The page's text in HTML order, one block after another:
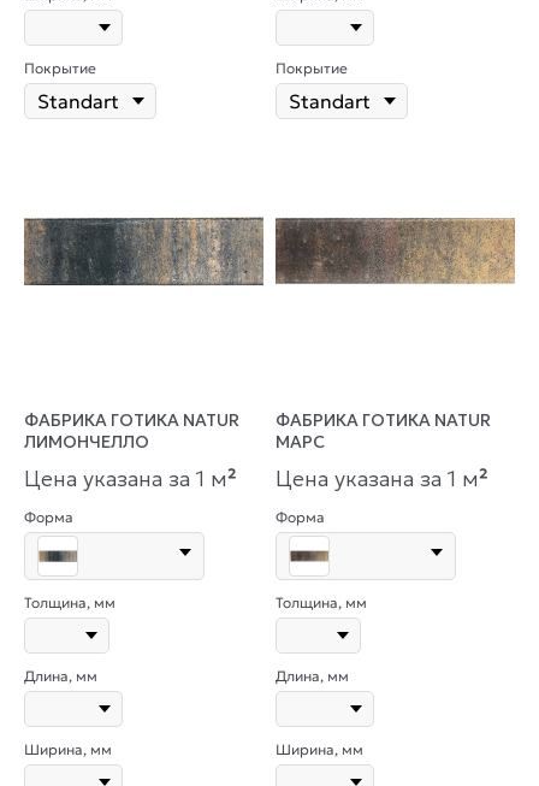
Покрытие Покрытие
ФАБРИКА ГОТИКА NATUR
ЛИМОНЧЕЛЛО
Цена указана за 1 м²
Форма
Толщина, мм
Длина, мм
Ширина, мм
ФАБРИКА ГОТИКА NATUR
МАРС
Цена указана за 1 м²
Форма
Толщина, мм
Длина, мм
Ширина, мм